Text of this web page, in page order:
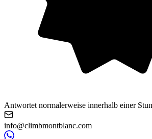
Antwortet normalerweise innerhalb einer
info@climbmontblanc.com